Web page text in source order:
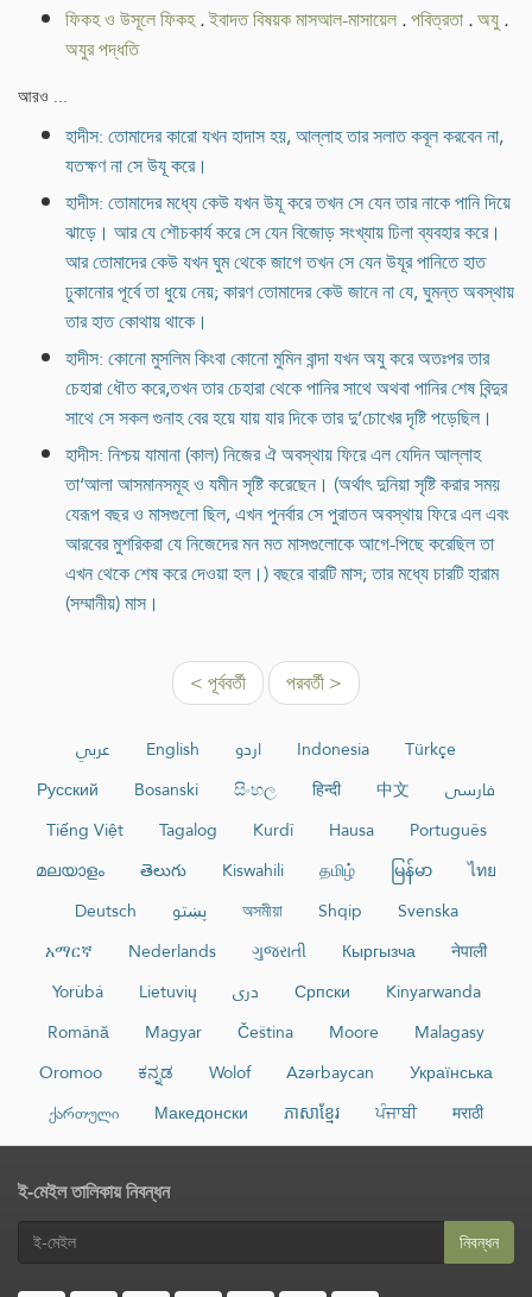
ফিকহ ও উসূলে ফিকহ.ইবাদত বিষয়ক মাসআল-মাসায়েল.পবিত্রতা.অযু.
অযুর পদ্ধতি
আরও ...
হাদীস: তোমাদের কারো যখন হাদাস হয়, আল্লাহ তার সলাত কবূল করবেন না,
যতক্ষণ না সে উযূ করে।
হাদীস: তোমাদের মধ্যে কেউ যখন উযূ করে তখন সে যেন তার নাকে পানি দিয়ে
ঝাড়ে। আর যে শৌচকার্য করে সে যেন বিজোড় সংখ্যায় ঢিলা ব্যবহার করে।
আর তোমাদের কেউ যখন ঘুম থেকে জাগে তখন সে যেন উযূর পানিতে হাত
ঢুকানোর পূর্বে তা ধুয়ে নেয়; কারণ তোমাদের কেউ জানে না যে, ঘুমন্ত অবস্থায়
তার হাত কোথায় থাকে।
হাদীস: কোনো মুসলিম কিংবা কোনো মুমিন বান্দা যখন অযু করে অতঃপর তার
চেহারা ধৌত করে,তখন তার চেহারা থেকে পানির সাথে অথবা পানির শেষ বিন্দুর
সাথে সে সকল গুনাহ বের হয়ে যায় যার দিকে তার দু’চোখের দৃষ্টি পড়েছিল।
হাদীস: নিশ্চয় যামানা (কাল) নিজের ঐ অবস্থায় ফিরে এল যেদিন আল্লাহ
তা‘আলা আসমানসমূহ ও যমীন সৃষ্টি করেছেন। (অর্থাৎ দুনিয়া সৃষ্টি করার সময়
যেরূপ বছর ও মাসগুলো ছিল, এখন পুনর্বার সে পুরাতন অবস্থায় ফিরে এল এবং
আরবের মুশরিকরা যে নিজেদের মন মত মাসগুলোকে আগে-পিছে করেছিল তা
এখন থেকে শেষ করে দেওয়া হল।) বছরে বারটি মাস; তার মধ্যে চারটি হারাম
(সম্মানীয়) মাস।
< পূর্ববর্তী পরবর্তী >
عربي English اردو Indonesia
Türkçe
Русский
Bosanski සිංහල हिन्दी 中文
فارسی
Tiếng Việt
Tagalog Kurdî Hausa
Português
മലയാളം
తెలుగు Kiswahili தமிழ் မြန်မာ
ไทย
Deutsch
پښتو অসমীয়া Shqip
Svenska
አማርኛ
Nederlands ગુજરાતી Кыргызча
नेपाली
Yorùbá
Lietuvių دری Српски
Kinyarwanda
Română
Magyar Čeština Moore
Malagasy
Oromoo
ಕನ್ನಡ Wolof Azərbaycan
Українська
ქართული
Македонски ភាសាខ្មែរ ਪੰਜਾਬੀ मराठी
ই-মেইল তালিকায় নিবন্ধন
নিবন্ধন